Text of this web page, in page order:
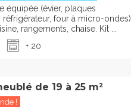
équipée (évier, plaques
four à micro-ondes),
rangements, chaise. Kit ...
+ 20
de 19 à 25 m²
!